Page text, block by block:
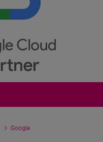
Google